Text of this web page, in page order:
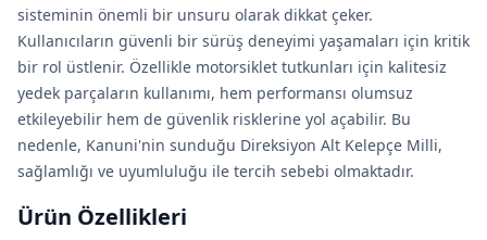
sisteminin önemli bir unsuru olarak dikkat çeker.
Kullanıcıların güvenli bir sürüş deneyimi yaşamaları için kritik
bir rol üstlenir. Özellikle motorsiklet tutkunları için kalitesiz
yedek parçaların kullanımı, hem performansı olumsuz
etkileyebilir hem de güvenlik risklerine yol açabilir. Bu
nedenle, Kanuni'nin sunduğu Direksiyon Alt Kelepçe Milli,
sağlamlığı ve uyumluluğu ile tercih sebebi olmaktadır.
Ürün Özellikleri